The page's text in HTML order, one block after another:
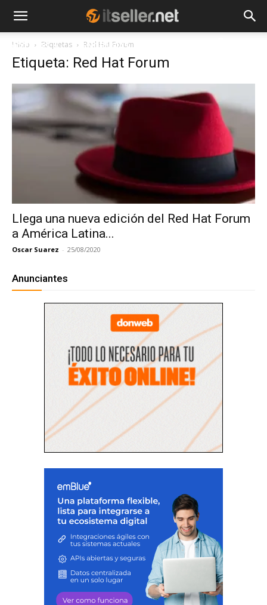
NOTICIAS TENDENCIAS
Inicio Etiquetas Red Hat Forum
Etiqueta: Red Hat Forum
Llega una nueva edición del Red Hat Forum
a América Latina...
Oscar Suarez - 25/08/2020
Anunciantes